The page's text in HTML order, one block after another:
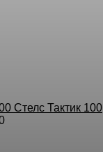
Стелс Тактик 100